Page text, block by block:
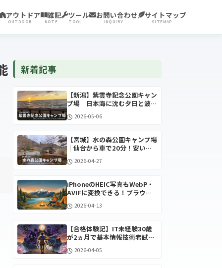
アウトドア
OUTDOOR
雑記
NOTE
ツール
TOOL
お問い合わせ
INQUIRY
サイトマップ
SITEMAP
新着記事
【新潟】紫雲寺記念公園キャン
プ場｜日本海に沈む夕日と波音
プ場2026-05-06
【宮城】水の森公園キャンプ場
｜仙台から車で20分！安い・
ト 2026-04-27
iPhoneのHEIC写真もWebP・
AVIFに変換できる！ブラウザ
りました【自作アプリ】
2026-04-13
【合格体験記】IT未経験30歳
が2ヵ月で基本情報技術者試験
2026-04-05